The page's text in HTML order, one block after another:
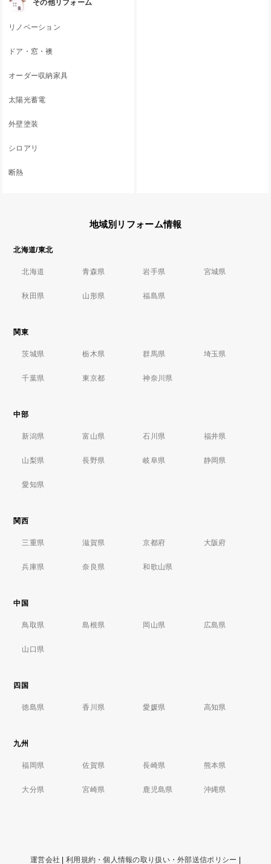
その他リフォーム
リノベーション
ドア・窓・襖
オーダー収納家具
太陽光蓄電
外壁塗装
シロアリ
断熱
地域別リフォーム情報
北海道/東北
北海道 青森県 岩手県 宮城県
秋田県 山形県 福島県
関東
茨城県 栃木県 群馬県 埼玉県
千葉県 東京都 神奈川県
中部
新潟県 富山県 石川県 福井県
山梨県 長野県 岐阜県 静岡県
愛知県
関西
三重県 滋賀県 京都府 大阪府
兵庫県 奈良県 和歌山県
中国
鳥取県 島根県 岡山県 広島県
山口県
四国
徳島県 香川県 愛媛県 高知県
九州
福岡県 佐賀県 長崎県 熊本県
大分県 宮崎県 鹿児島県 沖縄県
運営会社 利用規約・個人情報の取り扱い・外部送信ポリシー